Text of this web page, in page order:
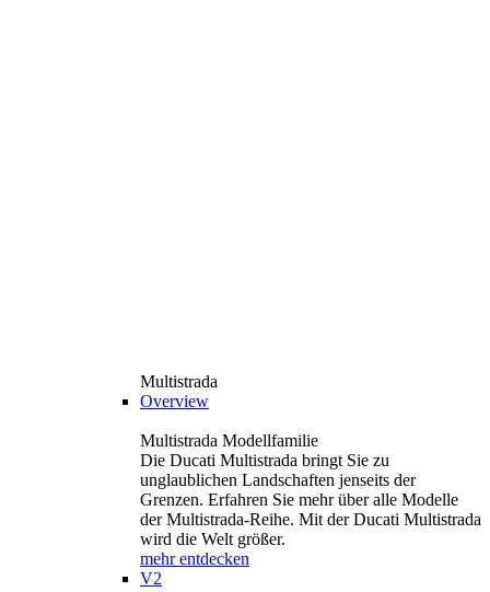
Multistrada
Overview
Multistrada Modellfamilie
Die Ducati Multistrada bringt Sie zu
unglaublichen Landschaften jenseits der
Grenzen. Erfahren Sie mehr über alle Modelle
der Multistrada-Reihe. Mit der Ducati Multistrada
wird die Welt größer.
mehr entdecken
V2